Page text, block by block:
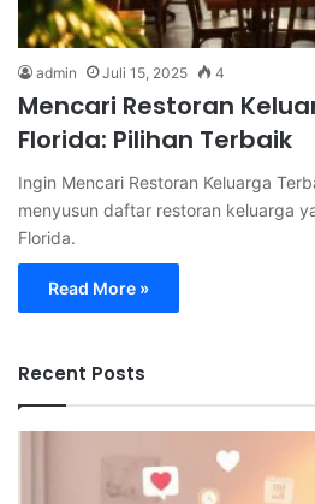
admin Juli 15, 2025 4
Mencari Restoran
Florida: Pilihan Terbaik
Ingin Mencari Restoran Keluarga
menyusun daftar restoran keluarga
Florida.
Read More »
Recent Posts